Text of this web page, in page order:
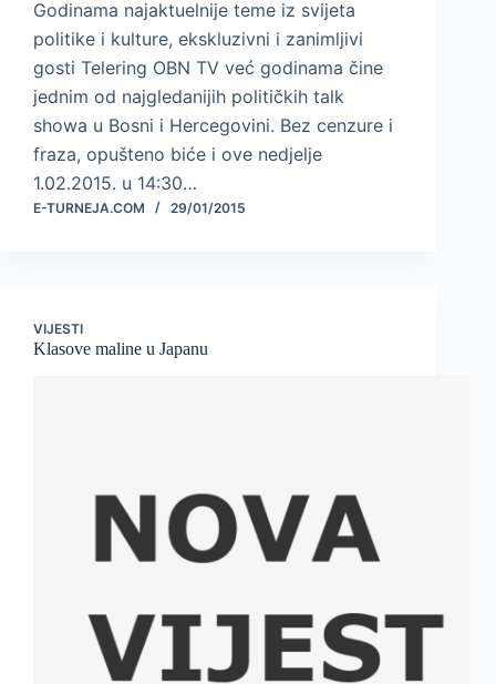
Godinama najaktuelnije teme iz svijeta
politike i kulture, ekskluzivni i zanimljivi
gosti Telering OBN TV već godinama čine
jednim od najgledanijih političkih talk
showa u Bosni i Hercegovini. Bez cenzure i
fraza, opušteno biće i ove nedjelje
1.02.2015. u 14:30…
E-TURNEJA.COM 29/01/2015
VIJESTI
Klasove maline u Japanu